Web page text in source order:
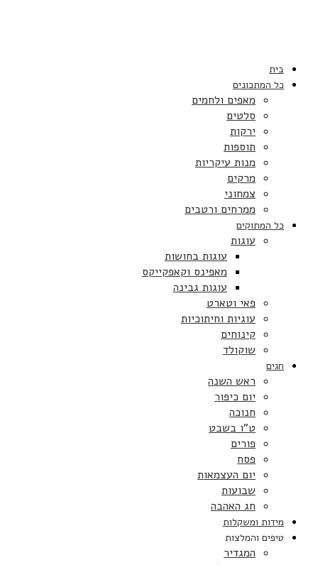
בית
כל המתכונים
מאפים ולחמים
סלטים
ירקות
תוספות
מנות עיקריות
מרקים
צמחוני
ממרחים ורטבים
כל המתוקים
עוגות
עוגות בחושות
מאפינס וקאפקייקס
עוגות גבינה
פאי וטארט
עוגיות וחיתוכיות
קינוחים
שוקולד
חגים
ראש השנה
יום כיפור
חנוכה
ט”ו בשבט
פורים
פסח
יום העצמאות
שבועות
חג האהבה
מידות ומשקלות
טיפים והמלצות
המגדיר